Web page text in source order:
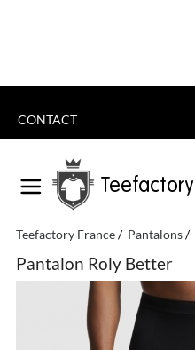
CONTACT
Teefactory
Teefactory France Pantalons
Pantalon Roly Better